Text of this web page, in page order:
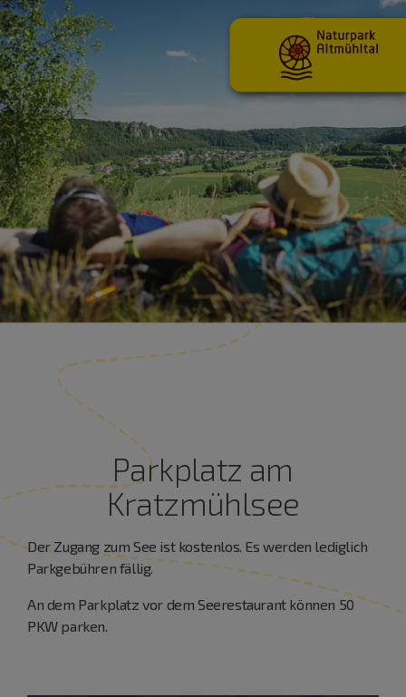
Parkplatz am
Kratzmühlsee
Der Zugang zum See ist kostenlos. Es werden lediglich
Parkgebühren fällig.
An dem Parkplatz vor dem Seerestaurant können 50
PKW parken.